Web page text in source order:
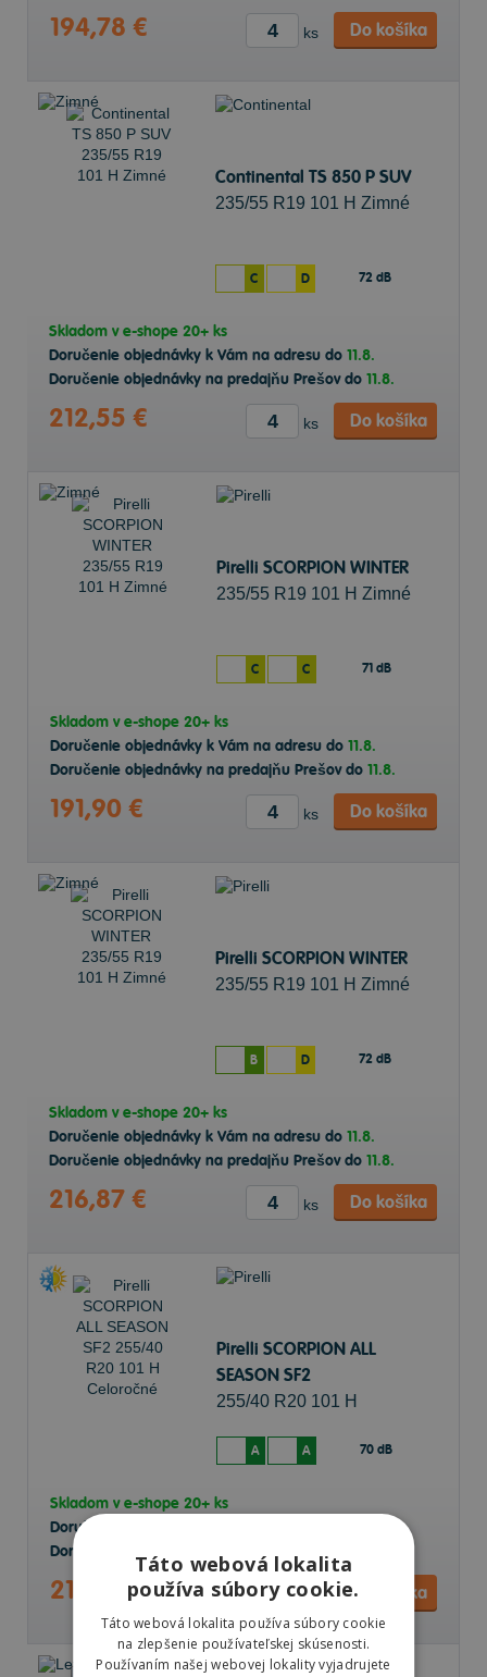
194,78 € ks Do košíka
Continental TS 850 P SUV
235/55 R19 101 H Zimné
C D 72 dB
Skladom ve-shope 20+ ks
Doručenie objednávky k Vám na adresu do 11.8.
Doručenie objednávky na predajňu Prešov do 11.8.
212,55 € ks Do košíka
Pirelli SCORPION WINTER
235/55 R19 101 H Zimné
C C 71 dB
Skladom ve-shope 20+ ks
Doručenie objednávky k Vám na adresu do 11.8.
Doručenie objednávky na predajňu Prešov do 11.8.
191,90 € ks Do košíka
Pirelli SCORPION WINTER
235/55 R19 101 H Zimné
B D 72 dB
Skladom ve-shope 20+ ks
Doručenie objednávky k Vám na adresu do 11.8.
Doručenie objednávky na predajňu Prešov do 11.8.
216,87 € ks Do košíka
Pirelli SCORPION ALL
SEASON SF2
255/40 R20 101 H
A A 70 dB
Skladom ve-shope 20+ ks
Doručenie objednávky k Vám na adresu do
Doručenie objednávky na predajňu Prešov do
218,30 € ks Do košíka
Táto webová lokalita
používa súbory cookie.
Táto webová lokalita používa súbory cookie
na zlepšenie používateľskej skúsenosti.
Používaním našej webovej lokality vyjadrujete